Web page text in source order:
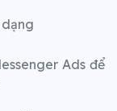
Ads để